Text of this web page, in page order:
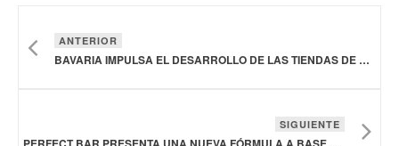
ANTERIOR
BAVARIA IMPULSA EL DESARROLLO DE LAS TIENDAS DE BARRIO EN COLOMBIA
SIGUIENTE